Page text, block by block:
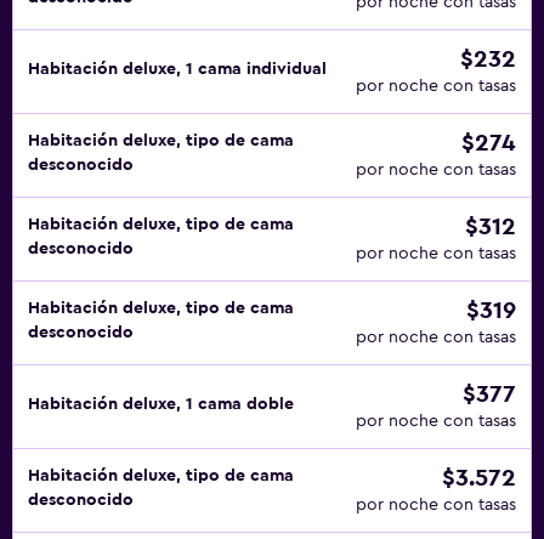
Habitación deluxe, 1 cama individual $232
por noche con tasas
Habitación deluxe, tipo de cama
desconocido
$274
por noche con tasas
Habitación deluxe, tipo de cama
desconocido
$312
por noche con tasas
Habitación deluxe, tipo de cama
desconocido
$319
por noche con tasas
Habitación deluxe, 1 cama doble $377
por noche con tasas
Habitación deluxe, tipo de cama
desconocido
$3.572
por noche con tasas